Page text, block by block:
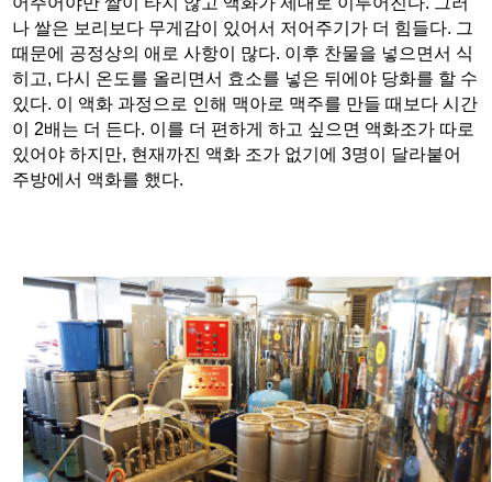
나 쌀은 보리보다 무게감이 있어서 저어주기가 더 힘들다. 그
때문에 공정상의 애로 사항이 많다. 이후 찬물을 넣으면서 식
히고, 다시 온도를 올리면서 효소를 넣은 뒤에야 당화를 할 수
있다. 이 액화 과정으로 인해 맥아로 맥주를 만들 때보다 시간
이 2배는 더 든다. 이를 더 편하게 하고 싶으면 액화조가 따로
있어야 하지만, 현재까진 액화 조가 없기에 3명이 달라붙어
주방에서 액화를 했다.